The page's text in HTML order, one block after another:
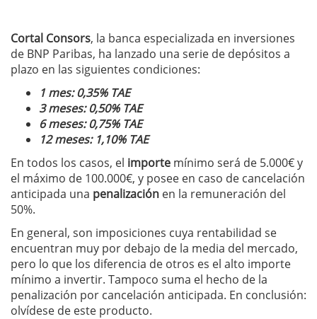
Cortal Consors, la banca especializada en inversiones
de BNP Paribas, ha lanzado una serie de depósitos a
plazo en las siguientes condiciones:
1 mes: 0,35% TAE
3 meses: 0,50% TAE
6 meses: 0,75% TAE
12 meses: 1,10% TAE
En todos los casos, el importe mínimo será de 5.000€ y
el máximo de 100.000€, y posee en caso de cancelación
anticipada una penalización en la remuneración del
50%.
En general, son imposiciones cuya rentabilidad se
encuentran muy por debajo de la media del mercado,
pero lo que los diferencia de otros es el alto importe
mínimo a invertir. Tampoco suma el hecho de la
penalización por cancelación anticipada. En conclusión:
olvídese de este producto.